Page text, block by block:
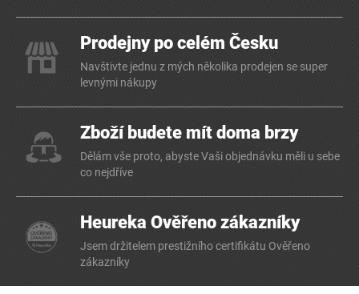
Prodejny po celém Česku
Navštivte jednu z mých několika prodejen se super
levnými nákupy
Zboží budete mít doma brzy
Dělám vše proto, abyste Vaši objednávku měli u sebe
co nejdříve
Heureka Ověřeno zákazníky
Jsem držitelem prestižního certifikátu Ověřeno
zákazníky